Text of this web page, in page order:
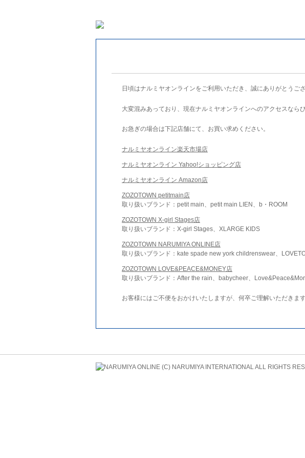
日頃はナルミヤオンラインをご利用いただき、誠にありがとうござ
大変混みあっており、現在ナルミヤオンラインへのアクセスなら
お急ぎの場合は下記店舗にて、お買い求めください。
ナルミヤオンライン楽天市場店
ナルミヤオンライン Yahoo!ショッピング店
ナルミヤオンライン Amazon店
ZOZOTOWN petitmain店
取り扱いブランド：petit main、petit main LIEN、b・ROOM
ZOZOTOWN X-girl Stages店
取り扱いブランド：X-girl Stages、XLARGE KIDS
ZOZOTOWN NARUMIYA ONLINE店
取り扱いブランド：kate spade new york childrenswear、
ZOZOTOWN LOVE&PEACE&MONEY店
取り扱いブランド：After the rain、babycheer、
お客様にはご不便をおかけいたしますが、何卒ご理解いただきま